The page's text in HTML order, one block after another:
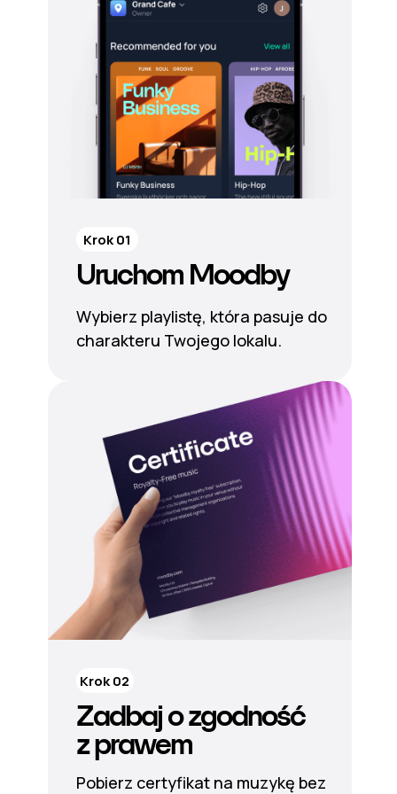
Uruchom Moodby
Wybierz playlistę, która pasuje do
charakteru Twojego lokalu.
Krok 01
Zadbaj o zgodność
z prawem
Pobierz certyfikat na muzykę bez
Krok 02